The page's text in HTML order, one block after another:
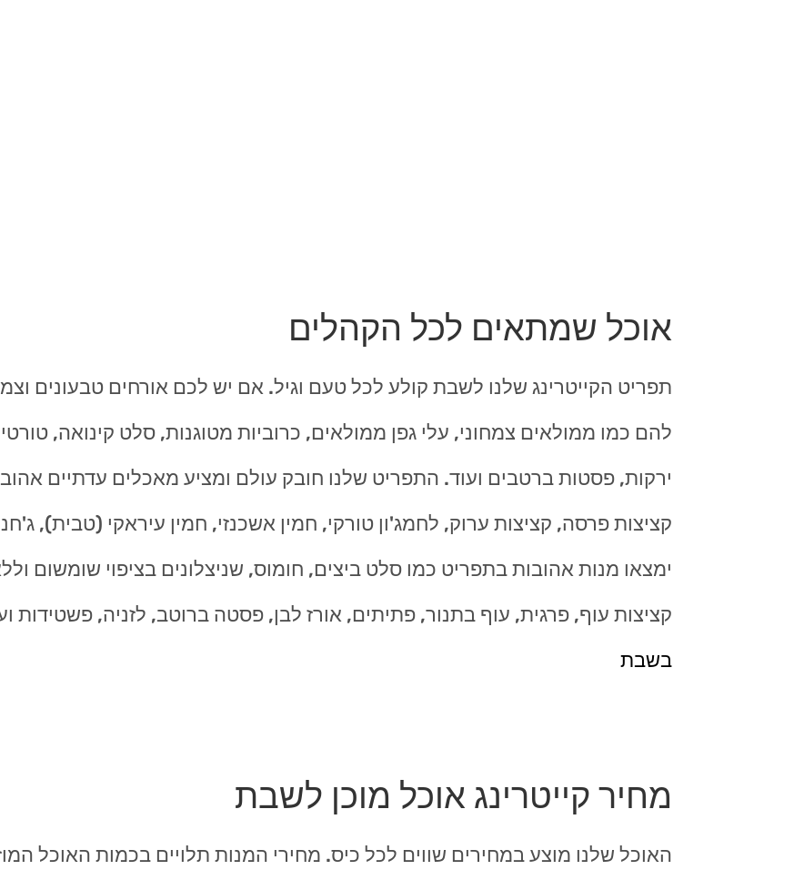
אוכל שמתאים לכל הקהלים
תפריט הקייטרינג שלנו לשבת קולע לכל טעם וגיל. אם יש לכם אורחים טבעונים
להם כמו ממולאים צמחוני, עלי גפן ממולאים, כרוביות מטוגנות, סלט קינואה,
ירקות, פסטות ברטבים ועוד. התפריט שלנו חובק עולם ומציע מאכלים עדתיים
קציצות פרסה, קציצות ערוק, לחמג'ון טורקי, חמין אשכנזי, חמין עיראקי (טבית),
ימצאו מנות אהובות בתפריט כמו סלט ביצים, חומוס, שניצלונים בציפוי שומשום
קציצות עוף, פרגית, עוף בתנור, פתיתים, אורז לבן, פסטה ברוטב, לזניה, פשטידות
בשבת
מחיר קייטרינג אוכל מוכן לשבת
האוכל שלנו מוצע במחירים שווים לכל כיס. מחירי המנות תלויים בכמות האוכל